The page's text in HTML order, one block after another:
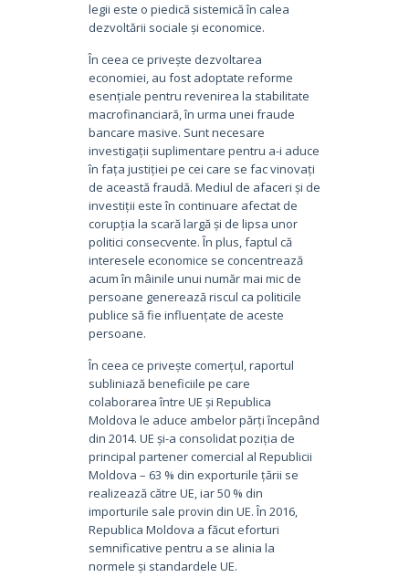
legii este o piedică sistemică în calea
dezvoltării sociale și economice.
În ceea ce privește dezvoltarea
economiei, au fost adoptate reforme
esențiale pentru revenirea la stabilitate
macrofinanciară, în urma unei fraude
bancare masive. Sunt necesare
investigații suplimentare pentru a-i aduce
în fața justiției pe cei care se fac vinovați
de această fraudă. Mediul de afaceri și de
investiții este în continuare afectat de
corupția la scară largă și de lipsa unor
politici consecvente. În plus, faptul că
interesele economice se concentrează
acum în mâinile unui număr mai mic de
persoane generează riscul ca politicile
publice să fie influențate de aceste
persoane.
În ceea ce privește comerțul, raportul
subliniază beneficiile pe care
colaborarea între UE și Republica
Moldova le aduce ambelor părți începând
din 2014. UE și-a consolidat poziția de
principal partener comercial al Republicii
Moldova – 63 % din exporturile țării se
realizează către UE, iar 50 % din
importurile sale provin din UE. În 2016,
Republica Moldova a făcut eforturi
semnificative pentru a se alinia la
normele și standardele UE.